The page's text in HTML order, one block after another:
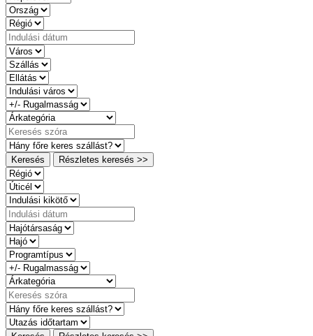
Keresés Részletes keresés >>